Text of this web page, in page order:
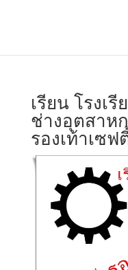
เรียน โรงเ
ช่างอุตสาห
รองเท้าเซฟ